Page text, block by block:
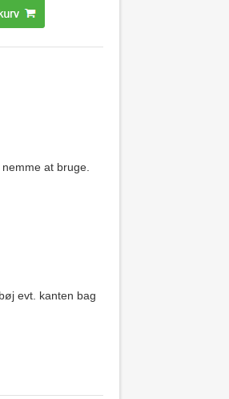
at bruge.
evt. kanten bag